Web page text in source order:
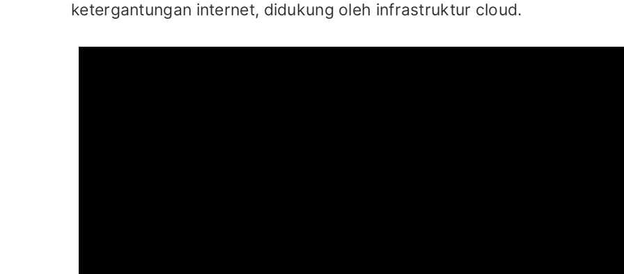
ketergantungan internet, didukung oleh infrastruktur cloud.